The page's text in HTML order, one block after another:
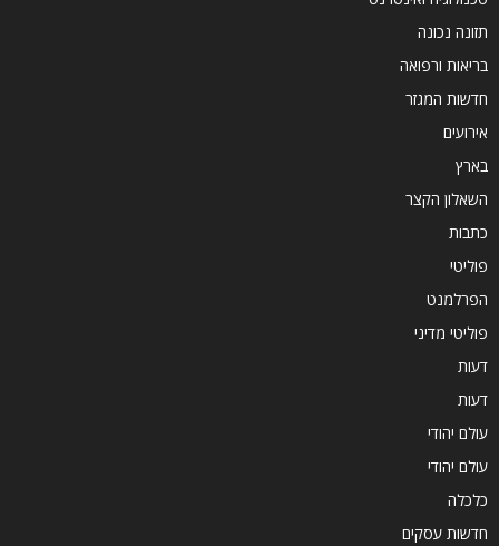
תזונה נכונה
בריאות ורפואה
חדשות המגזר
אירועים
בארץ
השאלון הקצר
כתבות
פוליטי
הפרלמנט
פוליטי מדיני
דעות
דעות
עולם יהודי
עולם יהודי
כלכלה
חדשות עסקים